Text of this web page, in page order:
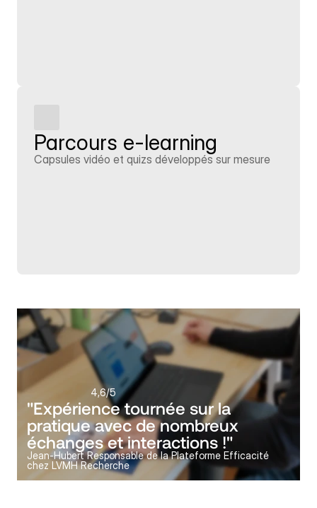
Parcours e-learning
Capsules vidéo et quizs développés sur mesure
4,6/5
"Expérience tournée sur la
pratique avec de nombreux
échanges et interactions !"
Jean-Hubert Responsable de la Plateforme Efficacité
chez LVMH Recherche